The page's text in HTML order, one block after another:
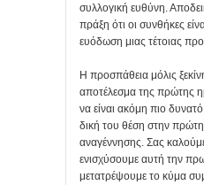
συλλογική ευθύνη.
πράξη ότι οι συνθήκες
ευόδωση μιας τέτοιας
Η προσπάθεια μόλις
αποτέλεσμα της πρώτης
να είναι ακόμη πιο
δική του θέση στην
αναγέννησης. Σας
ενισχύσουμε αυτή την
μετατρέψουμε το κύμα